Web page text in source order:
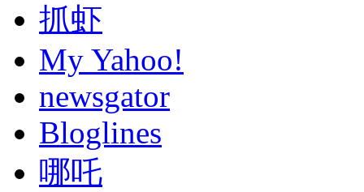
抓虾
My Yahoo!
newsgator
Bloglines
哪吒